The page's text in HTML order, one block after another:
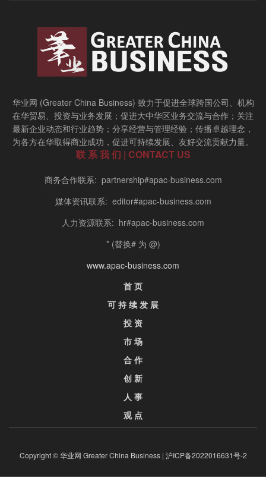
华业网 (Greater China Business) 致力于促进全球跨国公司、机构
在华贸易、投资与业务发展；促进大中华区业务交流与合作；关注
最新企业动态和行业趋势；分享经营与管理经验；传播卓越理念，
为各方在华取得商业成功，促进可持续发展、友好交流贡献力量。
联 系 我 们 | CONTACT US
商务合作联系: partnership#apac-business.com
媒体资讯联系: editor#apac-business.com
人力资源联系: hr#apac-business.com
* (替换# 为 @)
www.apac-business.com
首 页
可 持 续 发 展
投 资
市 场
合 作
创 新
人 事
观 点
Copyright © 华业网 Greater China Business | 沪ICP备2022016631号-2